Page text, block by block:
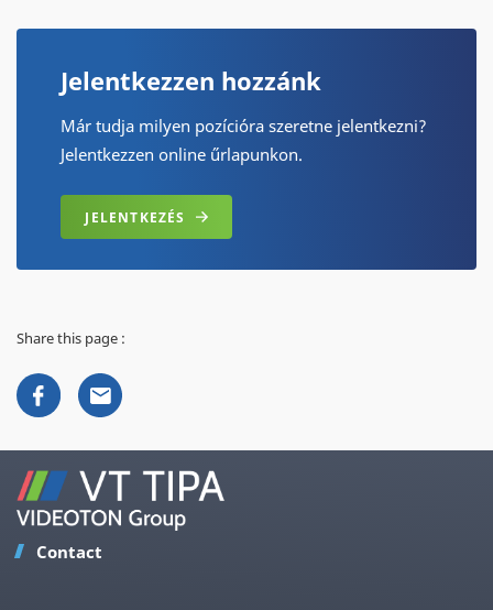
Jelentkezzen hozzánk
Már tudja milyen pozícióra szeretne jelentkezni?
Jelentkezzen online űrlapunkon.
JELENTKEZÉS
Share this page :
Contact